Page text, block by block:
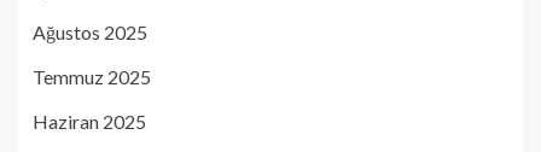
Ağustos 2025
Temmuz 2025
Haziran 2025